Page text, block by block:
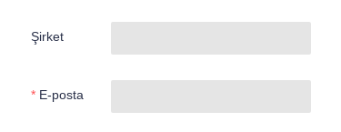
Şirket
E-posta